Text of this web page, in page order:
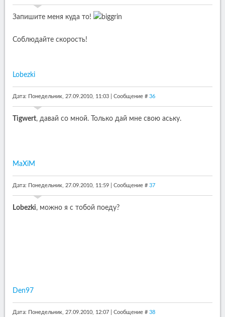
Запишите меня куда то!
Соблюдайте скорость!
Lobezki
Дата: Понедельник, 27.09.2010, 11:03 | Сообщение # 36
Tigwert, давай со мной. Только дай мне свою аську.
MaXiM
Дата: Понедельник, 27.09.2010, 11:59 | Сообщение # 37
Lobezki, можно я с тобой поеду?
Den97
Дата: Понедельник, 27.09.2010, 12:07 | Сообщение # 38